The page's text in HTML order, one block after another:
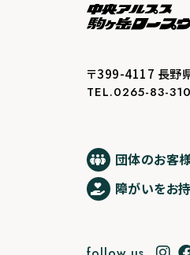
〒399-4117 長野
TEL.0265-83-
団体のお客
障がいをお